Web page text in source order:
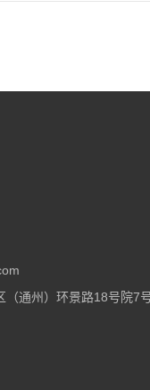
（通州）环景路18号院7